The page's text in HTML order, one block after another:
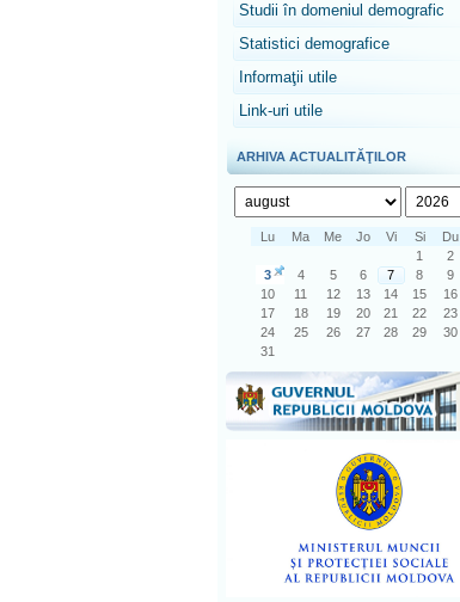
Studii în domeniul demografic
Statistici demografice
Informaţii utile
Link-uri utile
ARHIVA ACTUALITĂŢILOR
Lu Ma Me Jo Vi Si
Du
1
2
3
4 5 6 7 8
9
10
11 12 13 14 15
16
17
18 19 20 21 22
23
24
25 26 27 28 29
30
31